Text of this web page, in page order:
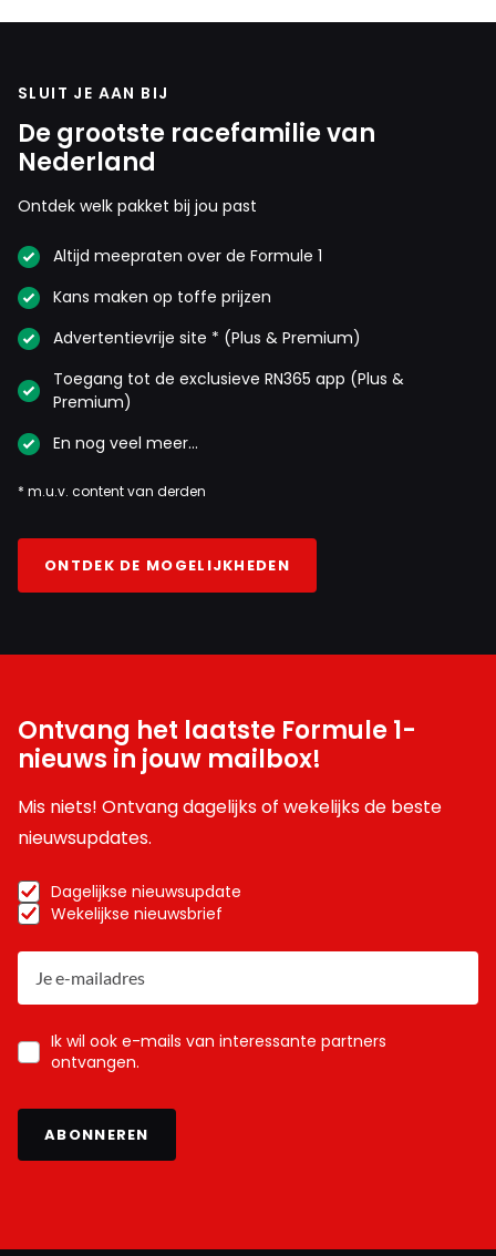
SLUIT JE AAN BIJ
De grootste racefamilie van
Nederland
Ontdek welk pakket bij jou past
Altijd meepraten over de Formule 1
Kans maken op toffe prijzen
Advertentievrije site * (Plus & Premium)
Toegang tot de exclusieve RN365 app (Plus &
Premium)
En nog veel meer…
* m.u.v. content van derden
ONTDEK DE MOGELIJKHEDEN
Ontvang het laatste Formule 1-
nieuws in jouw mailbox!
Mis niets! Ontvang dagelijks of wekelijks de beste
nieuwsupdates.
Dagelijkse nieuwsupdate
Wekelijkse nieuwsbrief
Ik wil ook e-mails van interessante partners
ontvangen.
ABONNEREN